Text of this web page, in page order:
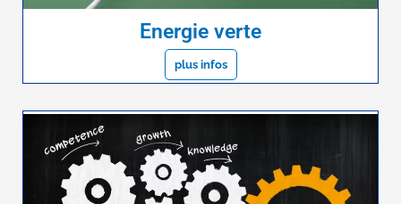
Energie verte
plus infos